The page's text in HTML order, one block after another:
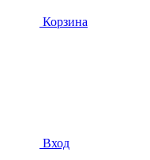
Корзина
Вход